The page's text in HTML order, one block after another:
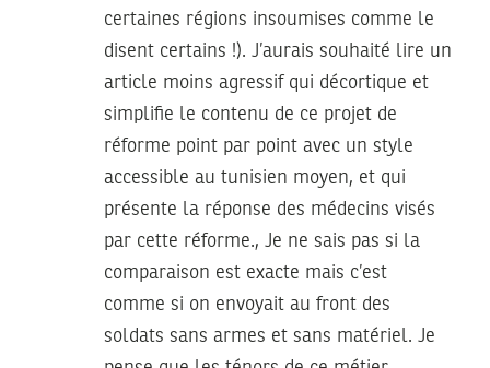
certaines régions insoumises comme le
disent certains !). J’aurais souhaité lire un
article moins agressif qui décortique et
simplifie le contenu de ce projet de
réforme point par point avec un style
accessible au tunisien moyen, et qui
présente la réponse des médecins visés
par cette réforme., Je ne sais pas si la
comparaison est exacte mais c’est
comme si on envoyait au front des
soldats sans armes et sans matériel. Je